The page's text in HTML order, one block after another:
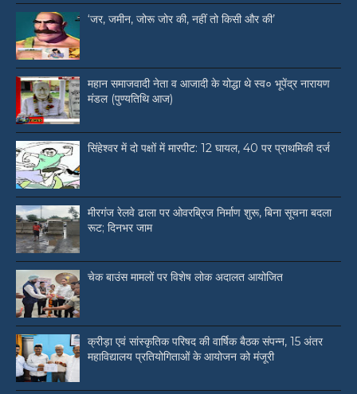
‘जर, जमीन, जोरू जोर की, नहीं तो किसी और की’
महान समाजवादी नेता व आजादी के योद्धा थे स्व० भूपेंद्र नारायण
मंडल (पुण्यतिथि आज)
सिंहेश्वर में दो पक्षों में मारपीट: 12 घायल, 40 पर प्राथमिकी दर्ज
मीरगंज रेलवे ढाला पर ओवरब्रिज निर्माण शुरू, बिना सूचना बदला
रूट; दिनभर जाम
चेक बाउंस मामलों पर विशेष लोक अदालत आयोजित
क्रीड़ा एवं सांस्कृतिक परिषद की वार्षिक बैठक संपन्न, 15 अंतर
महाविद्यालय प्रतियोगिताओं के आयोजन को मंजूरी